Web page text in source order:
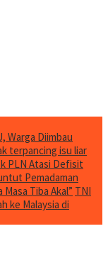
Warga Diimbau
terpancing isu liar
PLN Atasi Defisit
Pemadaman
Tiba Akal” TNI
ke Malaysia di